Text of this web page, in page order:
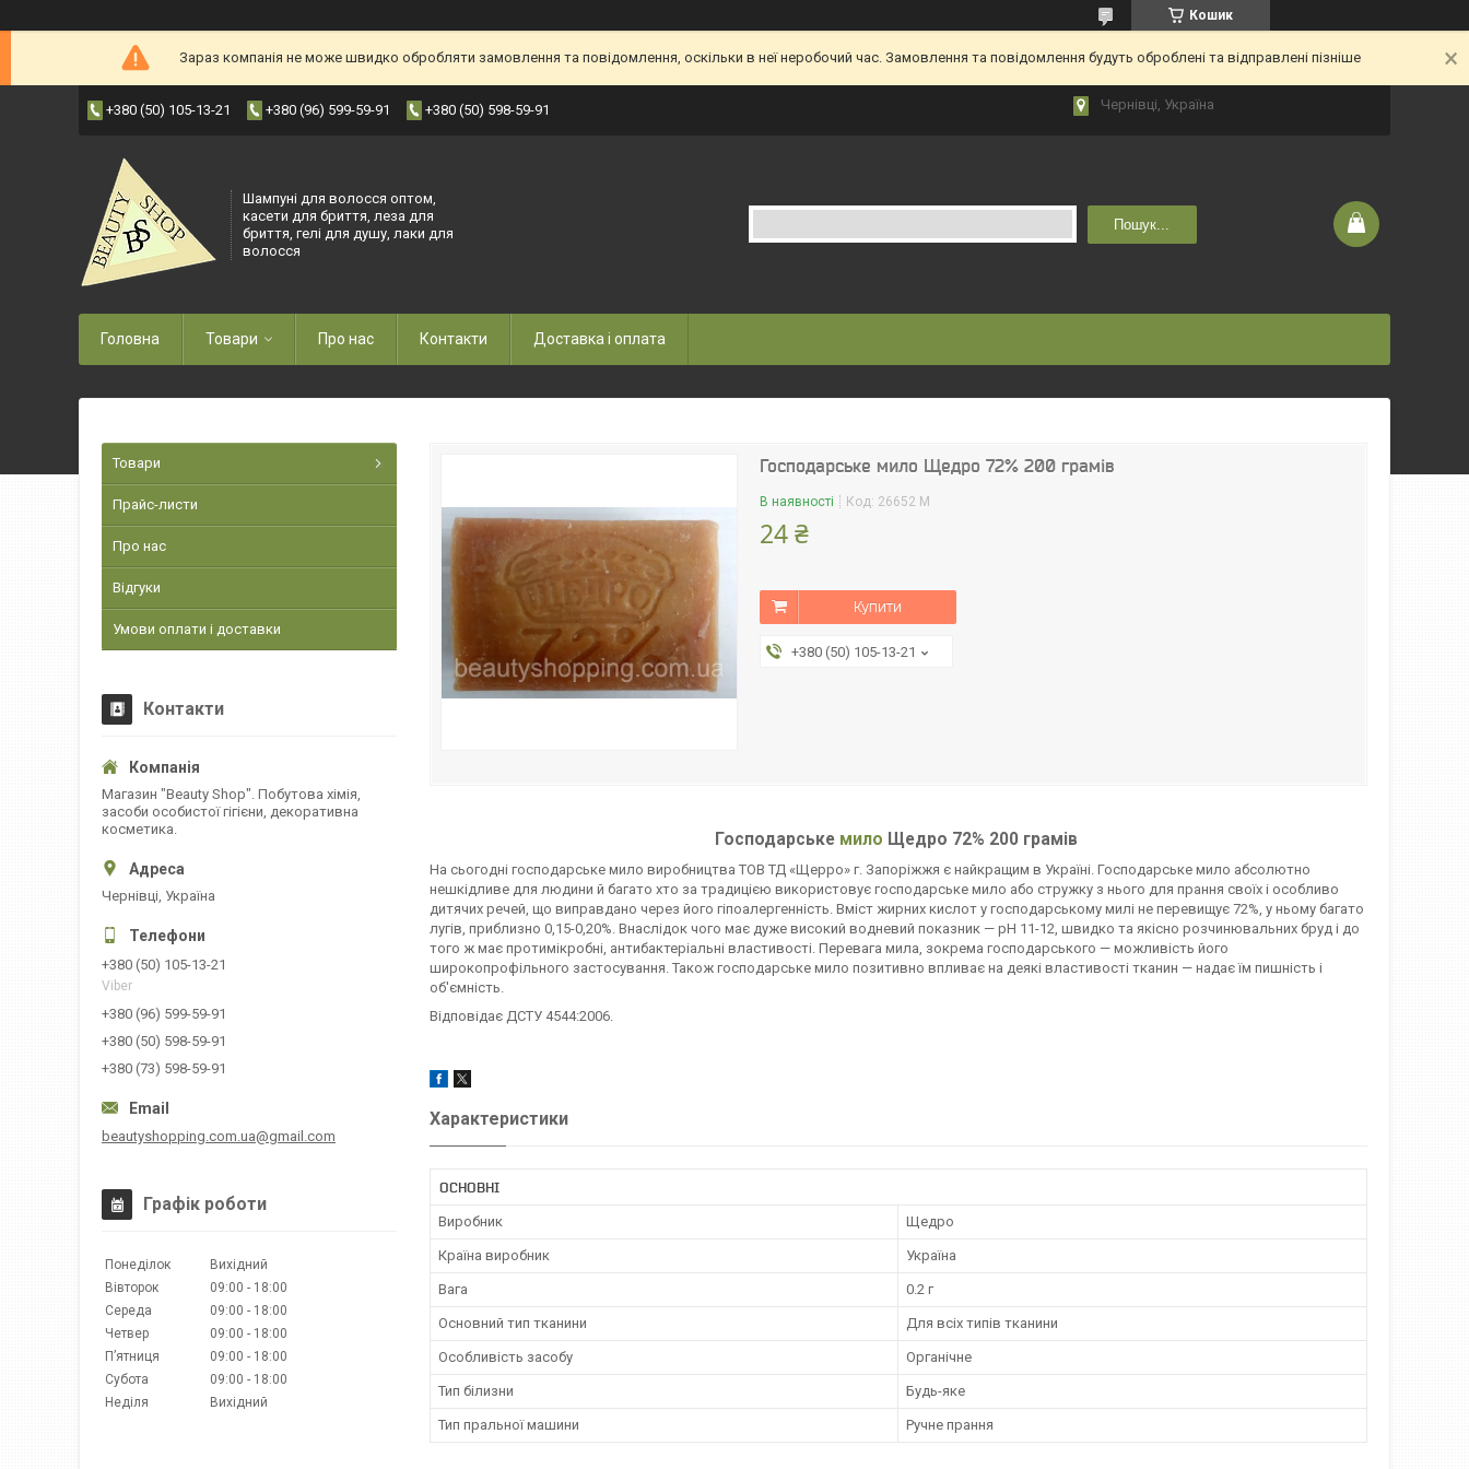
Кошик
Зараз компанія не може швидко обробляти замовлення та повідомлення, оскільки в неї неробочий час. Замовлення та повідомлення будуть оброблені та відправлені пізніше
+380 (50) 105-13-21 +380 (96) 599-59-91 +380 (50) 598-59-91 Чернівці, Україна
Шампуні для волосся оптом,
касети для бриття, леза для
бриття, гелі для душу, лаки для
волосся
Пошук...
Головна Товари Про нас Контакти Доставка і оплата
Господарське мило Щедро 72% 200 грамів
В наявності Код: 26652 M
24 ₴
Купити
+380 (50) 105-13-21
Господарське мило Щедро 72% 200 грамів
На сьогодні господарське мило виробництва ТОВ ТД «Щерро» г. Запоріжжя є найкращим в Україні. Господарське мило абсолютно
нешкідливе для людини й багато хто за традицією використовує господарське мило або стружку з нього для прання своїх і особливо
дитячих речей, що виправдано через його гіпоалергенність. Вміст жирних кислот у господарському милі не перевищує 72%, у ньому багато
лугів, приблизно 0,15-0,20%. Внаслідок чого має дуже високий водневий показник — pH 11-12, швидко та якісно розчинювальних бруд і до
того ж має протимікробні, антибактеріальні властивості. Перевага мила, зокрема господарського — можливість його
широкопрофільного застосування. Також господарське мило позитивно впливає на деякі властивості тканин — надає їм пишність і
об'ємність.
Відповідає ДСТУ 4544:2006.
Характеристики
ОСНОВНІ
Виробник Щедро
Країна виробник Україна
Вага 0.2 г
Основний тип тканини Для всіх типів тканини
Особливість засобу Органічне
Тип білизни Будь-яке
Тип пральної машини Ручне прання
Товари
Прайс-листи
Про нас
Відгуки
Умови оплати і доставки
Контакти
Магазин "Beauty Shop". Побутова хімія,
засоби особистої гігієни, декоративна
косметика.
Чернівці, Україна
+380 (50) 105-13-21
Viber
+380 (96) 599-59-91
+380 (50) 598-59-91
+380 (73) 598-59-91
beautyshopping.com.ua@gmail.com
Графік роботи
Понеділок
Вихідний
Вівторок
09:00
18:00
Середа
09:00
18:00
Четвер
09:00
18:00
Пʼятниця
09:00
18:00
Субота
09:00
18:00
Неділя
Вихідний